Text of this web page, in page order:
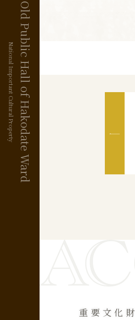
Old Public Hall of Hakodate Ward
National Important Cultural Property
重要文化財